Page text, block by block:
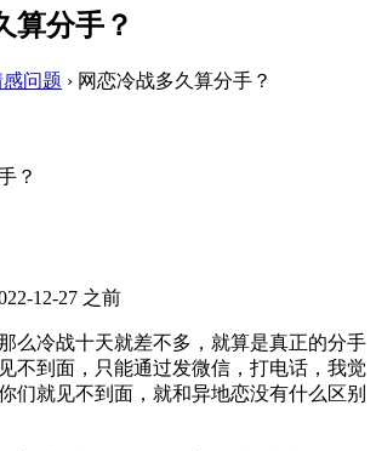
算分手？
问题 › 网恋冷战多久算分手？
？
12-27 之前
么冷战十天就差不多，就算是真正的分手
不到面，只能通过发微信，打电话，我觉
们就见不到面，就和异地恋没有什么区别